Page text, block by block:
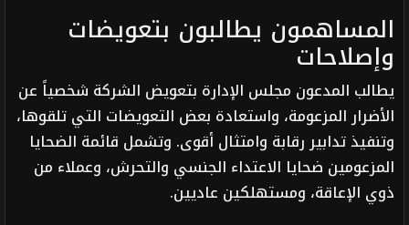
المساهمون يطالبون بتعويضات
وإصلاحات
يطالب المدعون مجلس الإدارة بتعويض الشركة شخصياً عن
الأضرار المزعومة، واستعادة بعض التعويضات التي تلقوها،
وتنفيذ تدابير رقابة وامتثال أقوى. وتشمل قائمة الضحايا
المزعومين ضحايا الاعتداء الجنسي والتحرش، وعملاء من
ذوي الإعاقة، ومستهلكين عاديين.